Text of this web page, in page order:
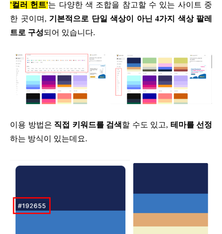
'컬러 헌트'는 다양한 색 조합을 참고할 수 있는 사이트 중
한 곳이며, 기본적으로 단일 색상이 아닌 4가지 색상 팔레
트로 구성되어 있습니다.
이용 방법은 직접 키워드를 검색할 수도 있고, 테마를 선정
하는 방식이 있는데요.